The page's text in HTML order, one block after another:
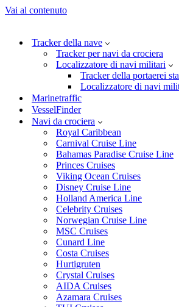
Vai al contenuto
Tracker della nave
Tracker per navi da crociera
Localizzatore di navi militari
Tracker della portaerei
Localizzatore di navi
Marinetraffic
VesselFinder
Navi da crociera
Royal Caribbean
Carnival Cruise Line
Bahamas Paradise Cruise Line
Princes Cruises
Viking Ocean Cruises
Disney Cruise Line
Holland America Line
Celebrity Cruises
Norwegian Cruise Line
MSC Cruises
Cunard Line
Costa Cruises
Hurtigruten
Crystal Cruises
AIDA Cruises
Azamara Cruises